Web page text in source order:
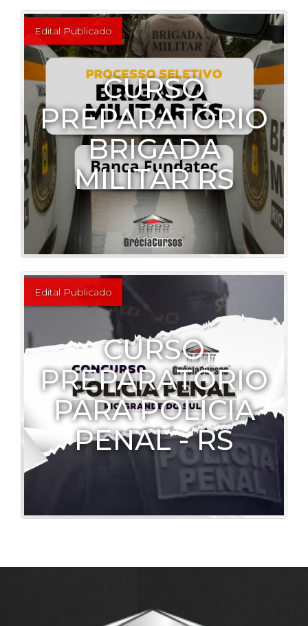
Edital Publicado
CURSO
PREPARATÓRIO
BRIGADA
MILITAR RS
Edital Publicado
CURSO
PREPARATÓRIO
PARA POLÍCIA
PENAL - RS